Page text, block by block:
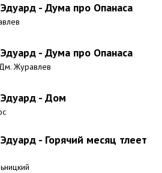
- Дума про Опанаса
- Дума про Опанаса
Журавлев
- Дом
- Горячий месяц тлеет